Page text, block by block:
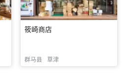
筱崎商店
群马县 草津